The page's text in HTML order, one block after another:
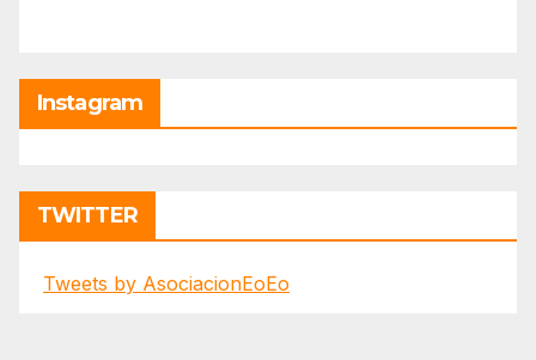
Instagram
TWITTER
Tweets by AsociacionEoEo